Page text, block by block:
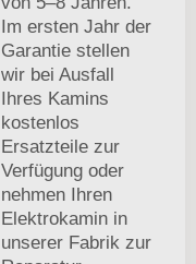
Im ersten Jahr der
Garantie stellen
wir bei Ausfall
Ihres Kamins
kostenlos
Ersatzteile zur
Verfügung oder
nehmen Ihren
Elektrokamin in
unserer Fabrik zur